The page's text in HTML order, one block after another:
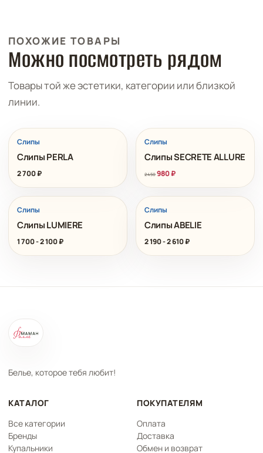
ПОХОЖИЕ ТОВАРЫ
Можно посмотреть рядом
Товары той же эстетики, категории или близкой
линии.
Слипы
Слипы PERLA
2 700₽
Слипы
Слипы SECRETE ALLURE
2 450 980₽
Слипы
Слипы LUMIERE
1 700-2 100₽
Слипы
Слипы ABELIE
2 190-2 610₽
Белье, которое тебя любит!
КАТАЛОГ
Все категории
Бренды
Купальники
ПОКУПАТЕЛЯМ
Оплата
Доставка
Обмен и возврат